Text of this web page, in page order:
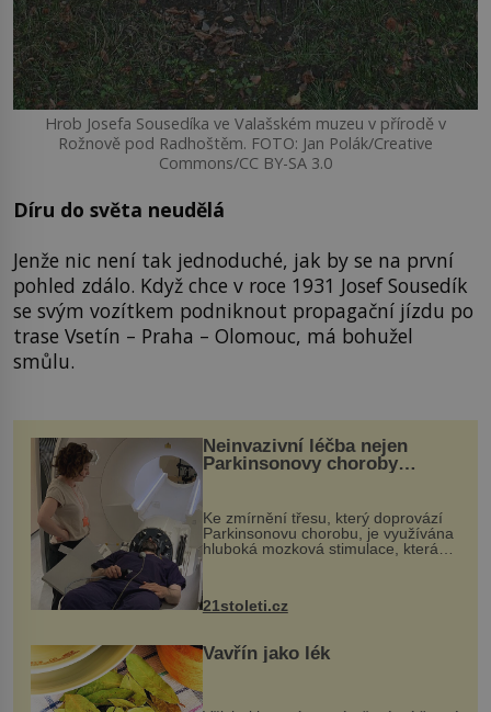
Hrob Josefa Sousedíka ve Valašském muzeu v přírodě v
Rožnově pod Radhoštěm. FOTO: Jan Polák/Creative
Commons/CC BY-SA 3.0
Díru do světa neudělá
Jenže nic není tak jednoduché, jak by se na první
pohled zdálo. Když chce v roce 1931 Josef Sousedík
se svým vozítkem podniknout propagační jízdu po
trase Vsetín – Praha – Olomouc, má bohužel
smůlu.
Neinvazivní léčba nejen
Parkinsonovy choroby
Ke zmírnění třesu, který doprovází
Parkinsonovu chorobu, je využívána
hluboká mozková stimulace, která
však vyžaduje vysoce invazivní
k dostatečně přesnému zacílení ...
21stoleti.cz
Vavřín jako lék